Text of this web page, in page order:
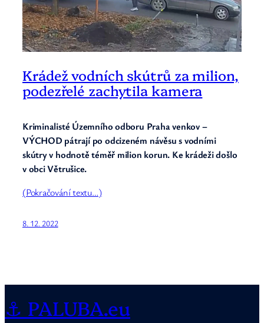
Krádež vodních skútrů za milion,
podezřelé zachytila kamera
Kriminalisté Územního odboru Praha venkov –
VÝCHOD pátrají po odcizeném návěsu s vodními
skútry v hodnotě téměř milion korun. Ke krádeži došlo
v obci Větrušice.
(Pokračování textu…)
8. 12. 2022
⚓ PALUBA.eu